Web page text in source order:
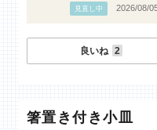
見直し中 2026/08/
良いね 2
箸置き付き小皿